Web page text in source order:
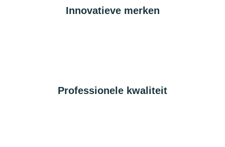
Innovatieve merken
Professionele kwaliteit